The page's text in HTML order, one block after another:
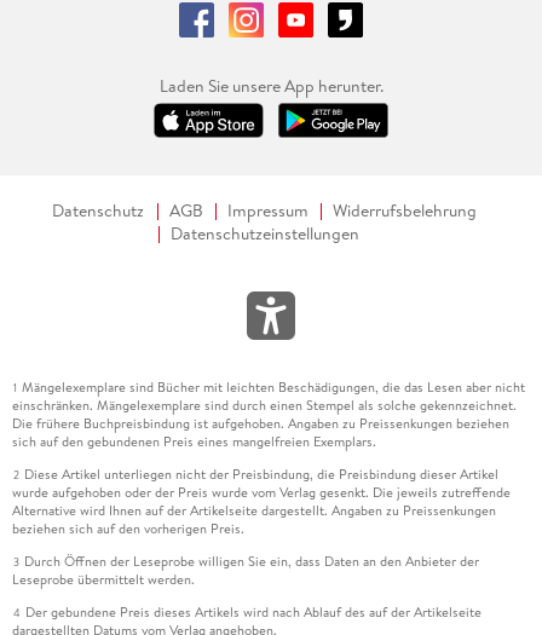
Laden Sie unsere App herunter.
Datenschutz AGB Impressum
Widerrufsbelehrung
Datenschutzeinstellungen
1 Mängelexemplare sind Bücher mit leichten Beschädigungen, die das Lesen aber nicht
einschränken. Mängelexemplare sind durch einen Stempel als solche gekennzeichnet.
Die frühere Buchpreisbindung ist aufgehoben. Angaben zu Preissenkungen beziehen
sich auf den gebundenen Preis eines mangelfreien Exemplars.
2 Diese Artikel unterliegen nicht der Preisbindung, die Preisbindung dieser Artikel
wurde aufgehoben oder der Preis wurde vom Verlag gesenkt. Die jeweils zutreffende
Alternative wird Ihnen auf der Artikelseite dargestellt. Angaben zu Preissenkungen
beziehen sich auf den vorherigen Preis.
3 Durch Öffnen der Leseprobe willigen Sie ein, dass Daten an den Anbieter der
Leseprobe übermittelt werden.
4 Der gebundene Preis dieses Artikels wird nach Ablauf des auf der Artikelseite
dargestellten Datums vom Verlag angehoben.